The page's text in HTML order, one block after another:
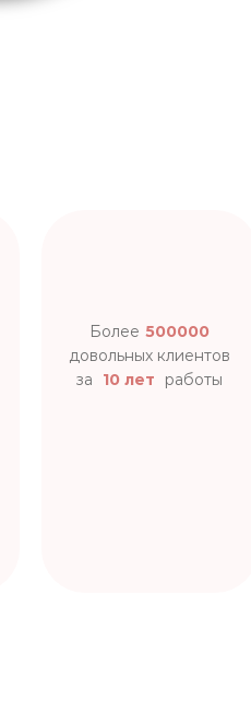
Более 500000
довольных клиентов
за
10 лет работы